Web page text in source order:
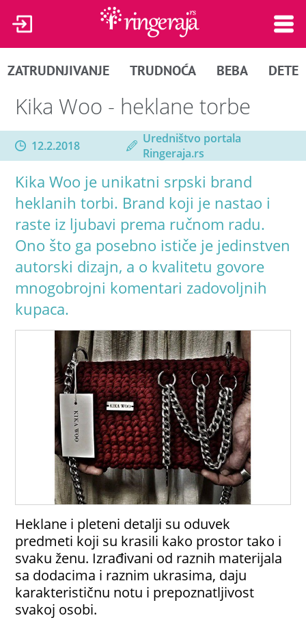
ZATRUDNJIVANJE TRUDNOĆA BEBA DETE
Kika Woo - heklane torbe
12.2.2018
Uredništvo portala
Ringeraja.rs
Kika Woo je unikatni srpski brand
heklanih torbi. Brand koji je nastao i
raste iz ljubavi prema ručnom radu.
Ono što ga posebno ističe je jedinstven
autorski dizajn, a o kvalitetu govore
mnogobrojni komentari zadovoljnih
kupaca.
Heklane i pleteni detalji su oduvek
predmeti koji su krasili kako prostor tako i
svaku ženu. Izrađivani od raznih materijala
sa dodacima i raznim ukrasima, daju
karakterističnu notu i prepoznatljivost
svakoj osobi.